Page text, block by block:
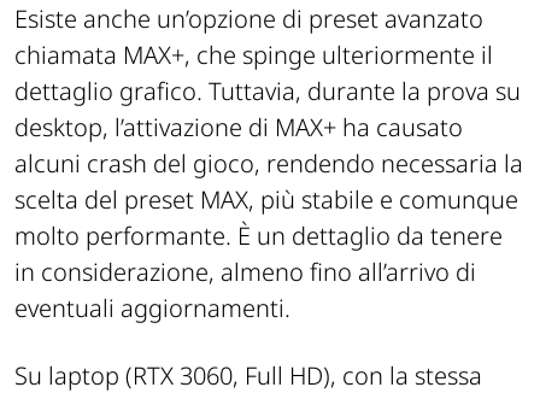
Esiste anche un’opzione di preset avanzato
chiamata MAX+, che spinge ulteriormente il
dettaglio grafico. Tuttavia, durante la prova su
desktop, l’attivazione di MAX+ ha causato
alcuni crash del gioco, rendendo necessaria la
scelta del preset MAX, più stabile e comunque
molto performante. È un dettaglio da tenere
in considerazione, almeno fino all’arrivo di
eventuali aggiornamenti.
Su laptop (RTX 3060, Full HD), con la stessa